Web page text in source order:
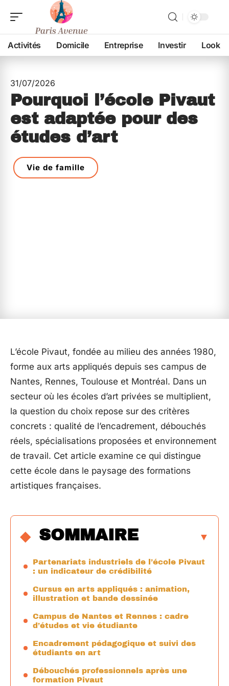
Activités Domicile Entreprise Investir Look
31/07/2026
Pourquoi l’école Pivaut
est adaptée pour des
études d’art
Vie de famille
L’école Pivaut, fondée au milieu des années 1980,
forme aux arts appliqués depuis ses campus de
Nantes, Rennes, Toulouse et Montréal. Dans un
secteur où les écoles d’art privées se multiplient,
la question du choix repose sur des critères
concrets : qualité de l’encadrement, débouchés
réels, spécialisations proposées et environnement
de travail. Cet article examine ce qui distingue
cette école dans le paysage des formations
artistiques françaises.
SOMMAIRE
Partenariats industriels de l’école Pivaut
: un indicateur de crédibilité
Cursus en arts appliqués : animation,
illustration et bande dessinée
Campus de Nantes et Rennes : cadre
d’études et vie étudiante
Encadrement pédagogique et suivi des
étudiants en art
Débouchés professionnels après une
formation Pivaut